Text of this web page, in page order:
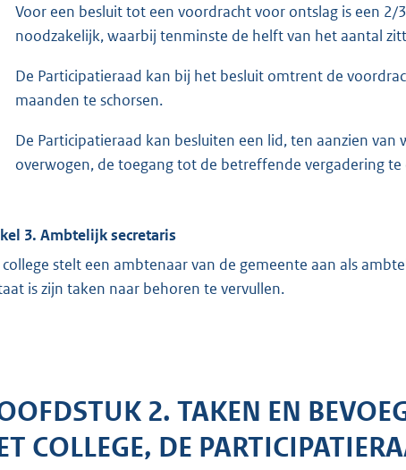
Voor een besluit tot een voordracht voor ontslag is een
noodzakelijk, waarbij tenminste de helft van het aantal
De Participatieraad kan bij het besluit omtrent de
maanden te schorsen.
De Participatieraad kan besluiten een lid, ten aanzien
overwogen, de toegang tot de betreffende vergadering
3. Ambtelijk secretaris
stelt een ambtenaar van de gemeente aan als
is zijn taken naar behoren te vervullen.
2. TAKEN EN
COLLEGE, DE